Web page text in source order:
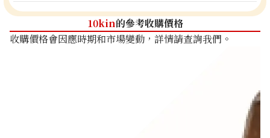
10kin的參考收購價格
收購價格會因應時期和市場變動，詳情請查詢我們。